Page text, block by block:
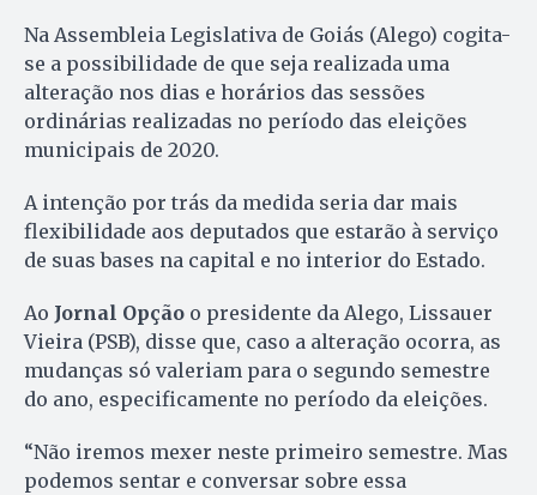
Na Assembleia Legislativa de Goiás (Alego) cogita-
se a possibilidade de que seja realizada uma
alteração nos dias e horários das sessões
ordinárias realizadas no período das eleições
municipais de 2020.
A intenção por trás da medida seria dar mais
flexibilidade aos deputados que estarão à serviço
de suas bases na capital e no interior do Estado.
Ao Jornal Opção o presidente da Alego, Lissauer
Vieira (PSB), disse que, caso a alteração ocorra, as
mudanças só valeriam para o segundo semestre
do ano, especificamente no período da eleições.
“Não iremos mexer neste primeiro semestre. Mas
podemos sentar e conversar sobre essa